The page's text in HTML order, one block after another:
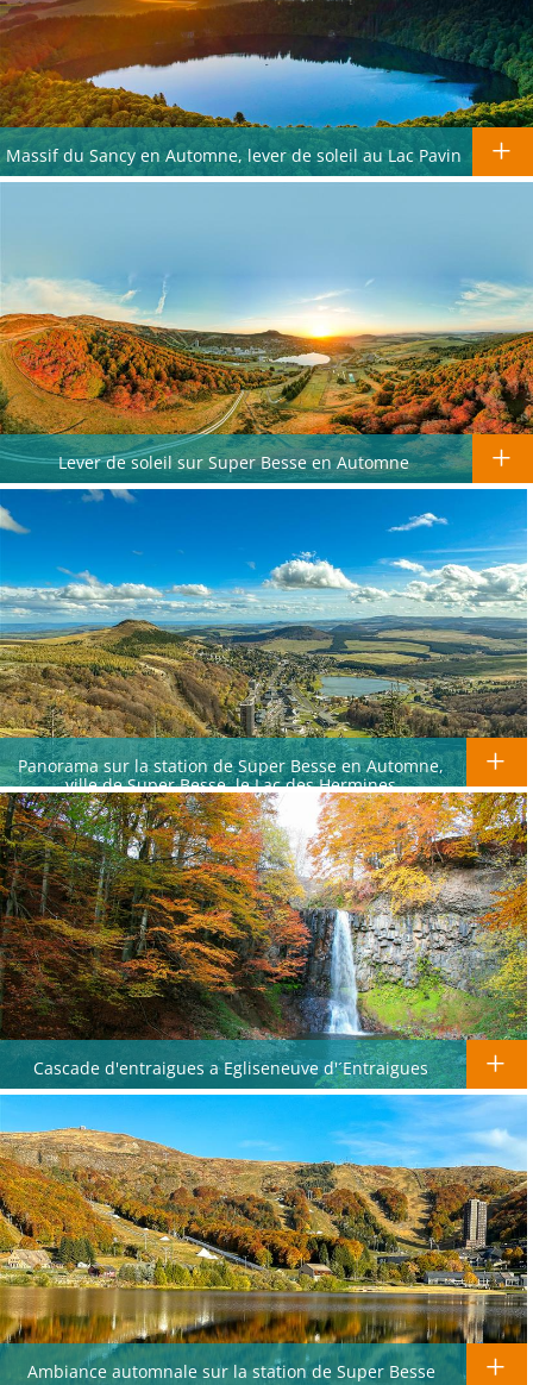
Massif du Sancy en Automne, lever de soleil au Lac Pavin
Lever de soleil sur Super Besse en Automne
Panorama sur la station de Super Besse en Automne,
ville de Super Besse, le Lac des Hermines
Cascade d'entraigues a Egliseneuve d'´Entraigues
Ambiance automnale sur la station de Super Besse